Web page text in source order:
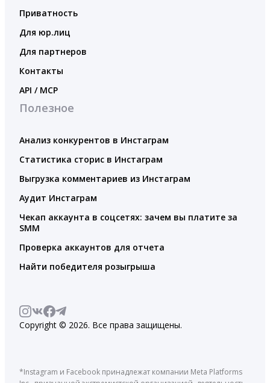
Приватность
Для юр.лиц
Для партнеров
Контакты
API / MCP
Полезное
Анализ конкурентов в Инстаграм
Статистика сторис в Инстаграм
Выгрузка комментариев из Инстаграм
Аудит Инстаграм
Чекап аккаунта в соцсетях: зачем вы платите за
SMM
Проверка аккаунтов для отчета
Найти победителя розыгрыша
Copyright © 2026. Все права защищены.
*Instagram и Facebook принадлежат компании Meta Platforms